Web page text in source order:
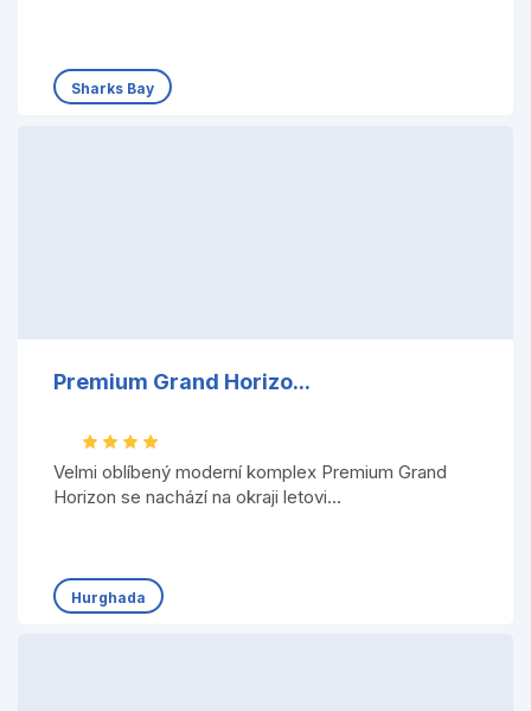
Sharks Bay
Premium Grand Horizo...
Velmi oblíbený moderní komplex Premium Grand
Horizon se nachází na okraji letovi...
Hurghada